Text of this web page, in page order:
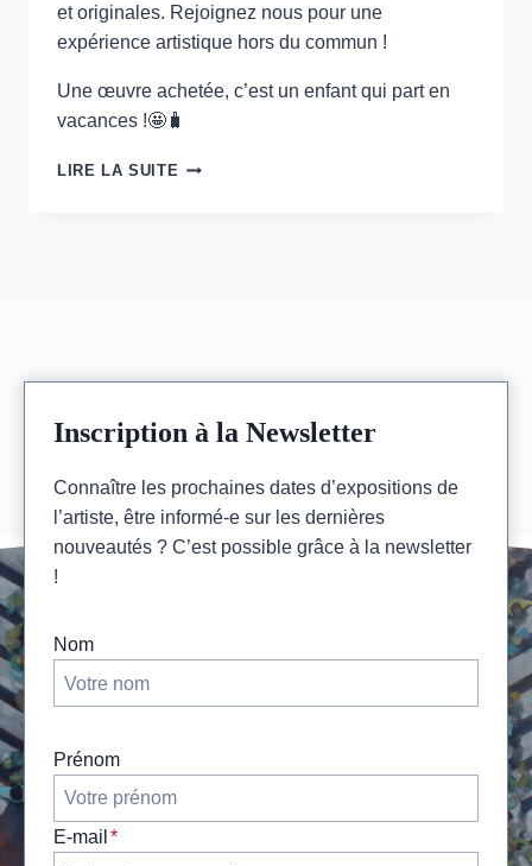
et originales. Rejoignez nous pour une
expérience artistique hors du commun !
Une œuvre achetée, c’est un enfant qui part en
vacances !🤩🧳
LIRE LA SUITE SOLID’ART
5
2024
Inscription à la Newsletter
Connaître les prochaines dates d’expositions de
l’artiste, être informé-e sur les dernières
nouveautés ? C’est possible grâce à la newsletter
!
Nom
Prénom
E-mail *